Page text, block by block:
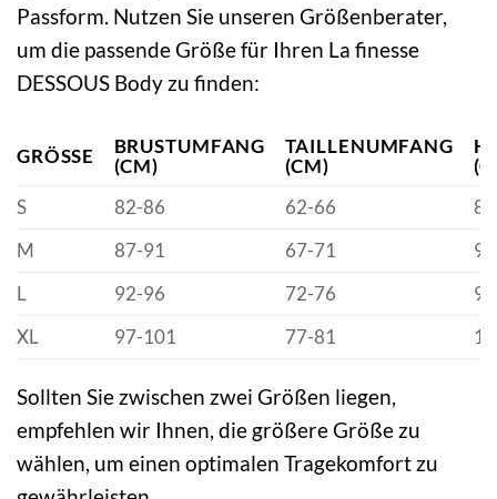
Passform. Nutzen Sie unseren Größenberater,
um die passende Größe für Ihren La finesse
DESSOUS Body zu finden:
GRÖSSE
BRUSTUMFANG
(CM)
TAILLENUMFANG
(CM)
S
82-86 62-66
M
87-91 67-71
L
92-96 72-76
XL
97-101 77-81
Sollten Sie zwischen zwei Größen liegen,
empfehlen wir Ihnen, die größere Größe zu
wählen, um einen optimalen Tragekomfort zu